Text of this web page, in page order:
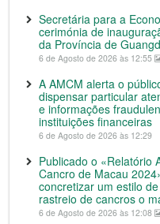
Secretária para a
cerimónia de
da Província de
6 de Agosto de 2026 às 12:55
A AMCM alerta o
dispensar particular
e informações
instituições financeiras
6 de Agosto de 2026 às 12:29
Publicado o «Relatório
Cancro de Macau
concretizar um estilo
rastreio de cancros o
6 de Agosto de 2026 às 12:08